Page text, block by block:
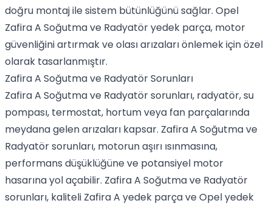
doğru montaj ile sistem bütünlüğünü sağlar. Opel
Zafira A Soğutma ve Radyatör yedek parça, motor
güvenliğini artırmak ve olası arızaları önlemek için özel
olarak tasarlanmıştır.
Zafira A Soğutma ve Radyatör Sorunları
Zafira A Soğutma ve Radyatör sorunları, radyatör, su
pompası, termostat, hortum veya fan parçalarında
meydana gelen arızaları kapsar. Zafira A Soğutma ve
Radyatör sorunları, motorun aşırı ısınmasına,
performans düşüklüğüne ve potansiyel motor
hasarına yol açabilir. Zafira A Soğutma ve Radyatör
sorunları, kaliteli Zafira A yedek parça ve Opel yedek